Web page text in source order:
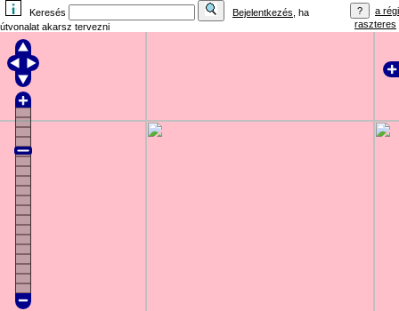
Keresés Bejelentkezés , ha
útvonalat akarsz tervezni
a régi
raszteres